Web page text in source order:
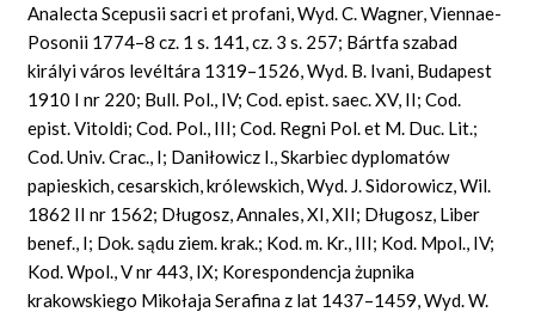
Analecta Scepusii sacri et profani, Wyd. C. Wagner, Viennae-
Posonii 1774–8 cz. 1 s. 141, cz. 3 s. 257; Bártfa szabad
királyi város levéltára 1319–1526, Wyd. B. Ivani, Budapest
1910 I nr 220; Bull. Pol., IV; Cod. epist. saec. XV, II; Cod.
epist. Vitoldi; Cod. Pol., III; Cod. Regni Pol. et M. Duc. Lit.;
Cod. Univ. Crac., I; Daniłowicz I., Skarbiec dyplomatów
papieskich, cesarskich, królewskich, Wyd. J. Sidorowicz, Wil.
1862 II nr 1562; Długosz, Annales, XI, XII; Długosz, Liber
benef., I; Dok. sądu ziem. krak.; Kod. m. Kr., III; Kod. Mpol., IV;
Kod. Wpol., V nr 443, IX; Korespondencja żupnika
krakowskiego Mikołaja Serafina z lat 1437–1459, Wyd. W.